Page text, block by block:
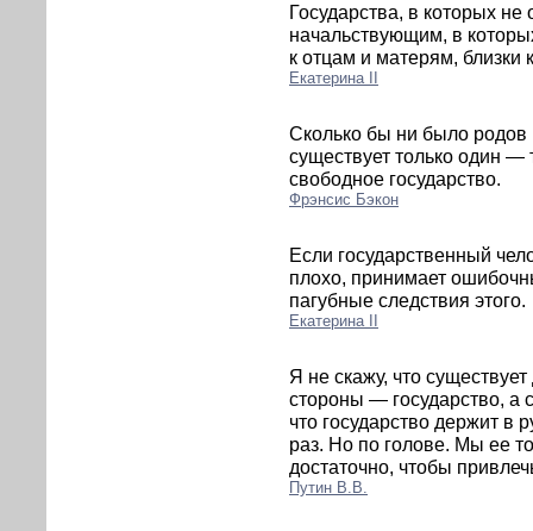
Государства, в которых не
начальствующим, в
к отцам и матерям, близки
Екатерина II
Сколько бы ни было родов
существует только один —
свободное государство.
Фрэнсис Бэкон
Если государственный
плохо, принимает
пагубные следствия этого.
Екатерина II
Я не скажу, что
стороны — государство, а
что государство держит в
раз. Но по голове. Мы ее
достаточно, чтобы
Путин В.В.